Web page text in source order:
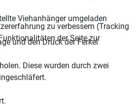
Viehanhänger umgeladen
und den Druck der Ferkel
Diese wurden durch zwei
zu verbessern (Tracking
der Seite zur